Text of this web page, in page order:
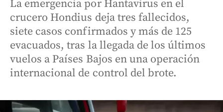
La emergencia por Hantavirus en el
crucero Hondius deja tres fallecidos,
siete casos confirmados y más de 125
evacuados, tras la llegada de los últimos
vuelos a Países Bajos en una operación
internacional de control del brote.